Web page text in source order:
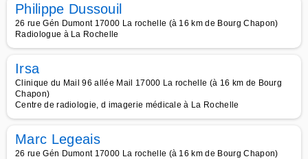
Philippe Dussouil
26 rue Gén Dumont 17000 La rochelle (à 16 km de Bourg Chapon)
Radiologue à La Rochelle
Irsa
Clinique du Mail 96 allée Mail 17000 La rochelle (à 16 km de Bourg
Chapon)
Centre de radiologie, d imagerie médicale à La Rochelle
Marc Legeais
26 rue Gén Dumont 17000 La rochelle (à 16 km de Bourg Chapon)